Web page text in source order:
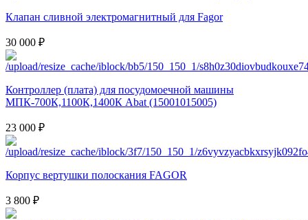
Клапан сливной электромагнитный для Fagor
30 000 ₽
Контроллер (плата) для посудомоечной машины
МПК-700К,1100К,1400К Abat (15001015005)
23 000 ₽
Корпус вертушки полоскания FAGOR
3 800 ₽